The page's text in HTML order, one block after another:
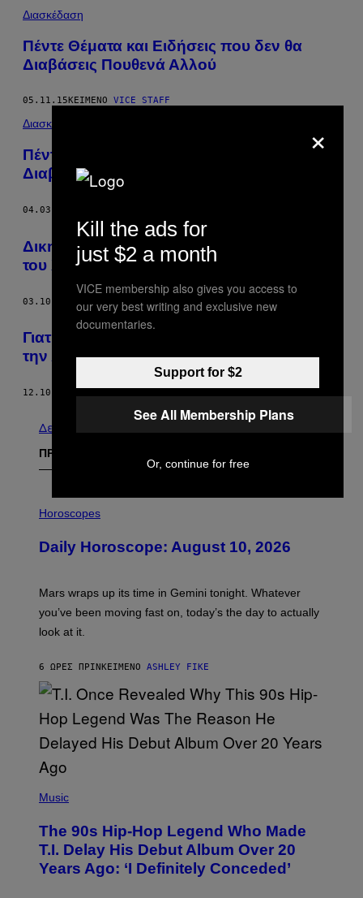
Διασκέδαση
Πέντε Θέματα και Ειδήσεις που δεν θα
Διαβάσεις Πουθενά Αλλού
05.11.15 ΚΕΊΜΕΝΟ VICE STAFF
Διασκέδαση
Πέντε Θέματα και Ειδήσεις που δεν θα
Διαβάσεις Πουθενά Αλλού
04.03.15
Δικηγόρος Έπεισε τις Αρχές ότι ο Πελάτης
του Χρειάζεται Χόρτο για να Λειτουργήσει
03.10.15 ​JON SILMAN
Γιατί Είναι Τόσο Δύσκολο να Μιλάμε για
την Αντρική Ανορεξία;
12.10.14
Δείτε τα όλα
ΠΡΟΣΦΑΤΑ
L
S
T
I
O
N
R
E
E
A
Horoscopes
Daily Horoscope: August 10, 2026
Mars wraps up its time in Gemini tonight. Whatever
you’ve been moving fast on, today’s the day to actually
look at it.
6 ΏΡΕΣ ΠΡΙΝ ΚΕΊΜΕΝΟ ASHLEY FIKE
P
O
B
Y
Music
The 90s Hip-Hop Legend Who Made
T.I. Delay His Debut Album Over 20
Years Ago: ‘I Definitely Conceded’
×
Kill the ads for
just $2 a month
VICE membership also gives you access to
our very best writing and exclusive new
documentaries.
Support for $2
See All Membership Plans
Or, continue for free